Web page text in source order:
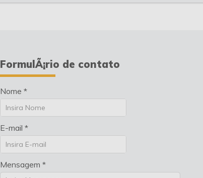
FormulÃ¡rio de contato
Nome *
E-mail *
Mensagem *